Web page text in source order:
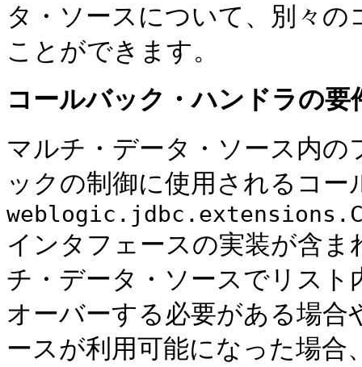
タ・ソースについて、別々
ことができます。
コールバック・ハンドラの要
マルチ・データ・ソース内
ックの制御に使用されるコ
インタフェースの実装が含
チ・データ・ソースでリス
オーバーする必要がある場
ースが利用可能になった場合